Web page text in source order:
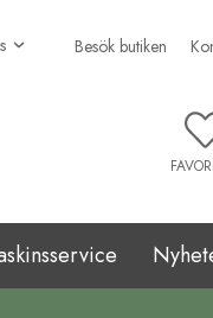
Besök butiken